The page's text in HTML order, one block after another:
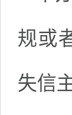
规或
失信